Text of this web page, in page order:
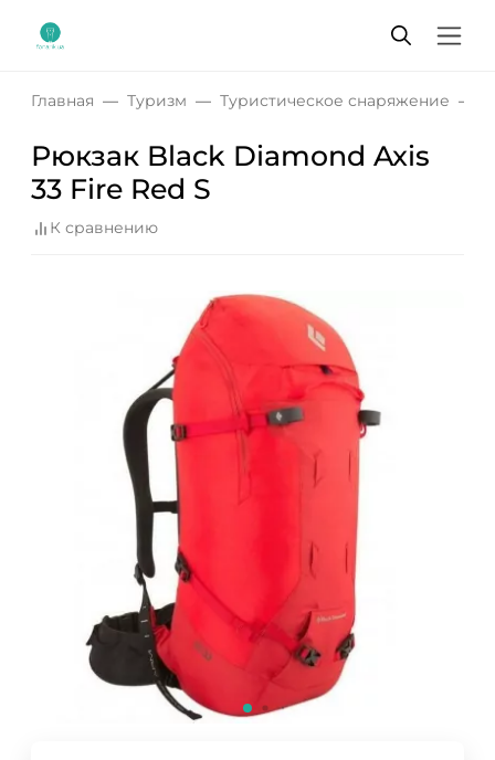
Главная Туризм Туристическое снаряжение
Рюкзак Black Diamond Axis
33 Fire Red S
К сравнению